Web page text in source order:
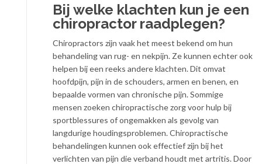
Bij welke klachten kun je een
chiropractor raadplegen?
Chiropractors zijn vaak het meest bekend om hun
behandeling van rug- en nekpijn. Ze kunnen echter ook
helpen bij een reeks andere klachten. Dit omvat
hoofdpijn, pijn in de schouders, armen en benen, en
bepaalde vormen van chronische pijn. Sommige
mensen zoeken chiropractische zorg voor hulp bij
sportblessures of ongemakken als gevolg van
langdurige houdingsproblemen. Chiropractische
behandelingen kunnen ook effectief zijn bij het
verlichten van pijn die verband houdt met artritis. Door